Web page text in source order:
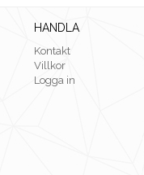
HANDLA
Kontakt
Villkor
Logga in